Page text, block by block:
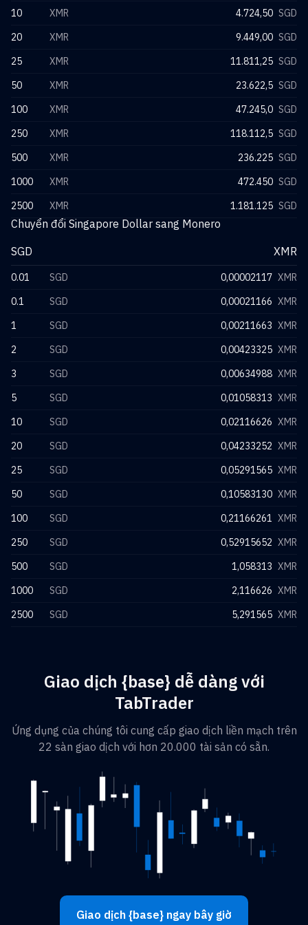
10 XMR 4.724,50 SGD
20
XMR 9.449,00 SGD
25
XMR 11.811,25 SGD
50
XMR 23.622,5 SGD
100
XMR 47.245,0 SGD
250
XMR 118.112,5 SGD
500
XMR 236.225 SGD
1000
XMR 472.450 SGD
2500
XMR 1.181.125 SGD
Chuyển đổi Singapore Dollar sang Monero
SGD
XMR
0.01 SGD 0,00002117 XMR
0.1
SGD 0,00021166 XMR
1
SGD 0,00211663 XMR
2
SGD 0,00423325 XMR
3
SGD 0,00634988 XMR
5
SGD 0,01058313 XMR
10
SGD 0,02116626 XMR
20
SGD 0,04233252 XMR
25
SGD 0,05291565 XMR
50
SGD 0,10583130 XMR
100
SGD 0,21166261 XMR
250
SGD 0,52915652 XMR
500
SGD 1,058313 XMR
1000
SGD 2,116626 XMR
2500
SGD 5,291565 XMR
Giao dịch {base} dễ dàng với
TabTrader
Ứng dụng của chúng tôi cung cấp giao dịch liền mạch trên
22 sàn giao dịch với hơn 20.000 tài sản có sẵn.
Giao dịch {base} ngay bây giờ